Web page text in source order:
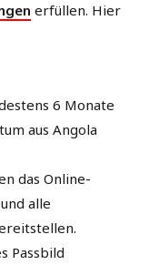
erfüllen. Hier
6 Monate
aus Angola
das Online-
alle
Passbild